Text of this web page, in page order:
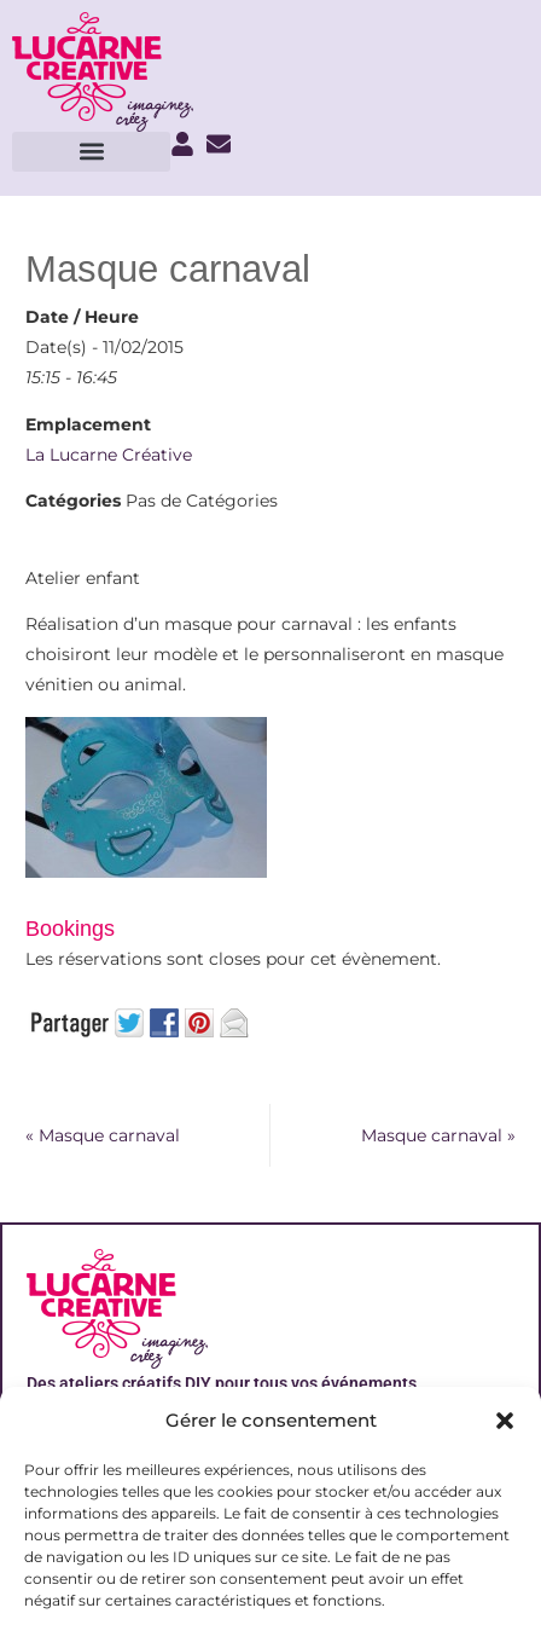
Gérer le consentement
Pour offrir les meilleures expériences, nous utilisons des
technologies telles que les cookies pour stocker et/ou accéder aux
informations des appareils. Le fait de consentir à ces technologies
nous permettra de traiter des données telles que le comportement
de navigation ou les ID uniques sur ce site. Le fait de ne pas
consentir ou de retirer son consentement peut avoir un effet
négatif sur certaines caractéristiques et fonctions.
Masque carnaval
Date / Heure
Date(s) - 11/02/2015
15:15 - 16:45
Emplacement
La Lucarne Créative
Catégories Pas de Catégories
Atelier enfant
Réalisation d’un masque pour carnaval : les enfants
choisiront leur modèle et le personnaliseront en masque
vénitien ou animal.
Bookings
Les réservations sont closes pour cet évènement.
« Masque carnaval Masque carnaval »
Des ateliers créatifs DIY pour tous vos événements
Liens utiles
Contact
06 31 19 51 92